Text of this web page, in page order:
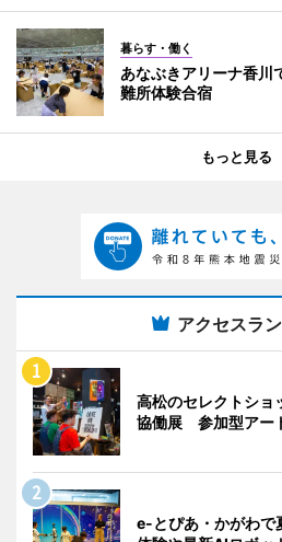
暮らす・働く
あなぶきアリーナ香川
難所体験合宿
もっと見る
アクセスラ
高松のセレクトショ
協働展 参加型アー
e-とぴあ・かがわ